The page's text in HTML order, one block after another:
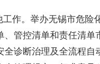
工作。举办无锡市危险
、管控清单和责任清
全诊断治理及全流程自